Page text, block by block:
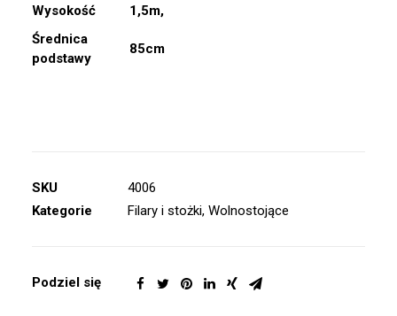
Wysokość
1,5m,
Średnica
podstawy
85cm
SKU
4006
Kategorie
Filary i stożki, Wolnostojące
Podziel się